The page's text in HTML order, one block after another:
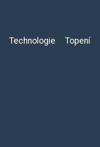
Technologie Topení